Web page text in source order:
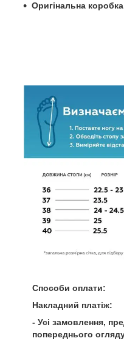
Оригінальна
Способи оплати:
Накладний платіж:
- Усі замовлення,
попереднього